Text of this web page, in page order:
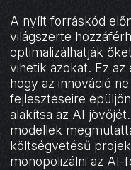
A nyílt forráskód
világszerte
optimalizálhatják
vihetik azokat. Ez
hogy az innováció
fejlesztéseire
alakítsa az AI
modellek
költségvetésű
monopolizálni az AI-